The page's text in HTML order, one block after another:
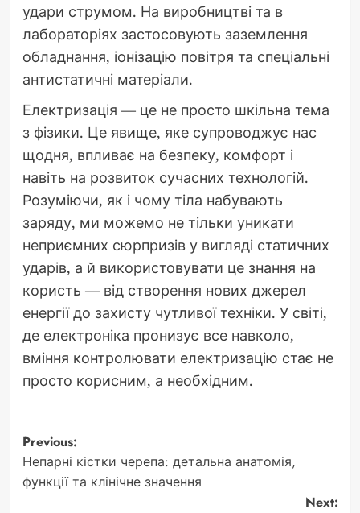
удари струмом. На виробництві та в
лабораторіях застосовують заземлення
обладнання, іонізацію повітря та спеціальні
антистатичні матеріали.
Електризація — це не просто шкільна тема
з фізики. Це явище, яке супроводжує нас
щодня, впливає на безпеку, комфорт і
навіть на розвиток сучасних технологій.
Розуміючи, як і чому тіла набувають
заряду, ми можемо не тільки уникати
неприємних сюрпризів у вигляді статичних
ударів, а й використовувати це знання на
користь — від створення нових джерел
енергії до захисту чутливої техніки. У світі,
де електроніка пронизує все навколо,
вміння контролювати електризацію стає не
просто корисним, а необхідним.
Post
navigation
Previous:
Непарні кістки черепа: детальна анатомія,
функції та клінічне значення
Next: